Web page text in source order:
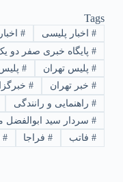
Tags
#اخبار پلیسی #
#پایگاه خبری صفر دو
#پلیس تهران #پلیس
#خبر تهران #
#راهنمایی و رانندگی
#سردار سید ابوالفضل
#فاتب #فراجا #